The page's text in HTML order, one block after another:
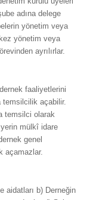
adına delege
yönetim veya
yönetim veya
ayrılırlar.
faaliyetlerini
temsilcilik açabilir.
temsilci olarak
mülkî idare
genel
açamazlar.
aidatları b) Derneğin